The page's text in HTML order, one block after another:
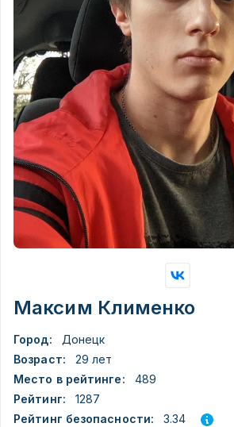
Максим Клименко
Город:
Донецк
Возраст:
29 лет
Место в рейтинге:
489
Рейтинг:
1287
Рейтинг безопасности:
3.34